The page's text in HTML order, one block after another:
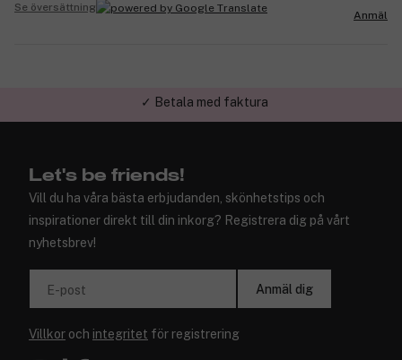
Se översättning
Anmäl
✓ Trygg E-handel
Let's be friends!
Vill du ha våra bästa erbjudanden, skönhetstips och
inspirationer direkt till din inkorg? Registrera dig på vårt
nyhetsbrev!
E-post Anmäl dig
Villkor och integritet för registrering